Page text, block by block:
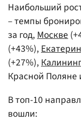
Наибольший
– темпы
за год,Москве
(+43%),
(+27%),
Красной Поляне
В топ-10
вошли: